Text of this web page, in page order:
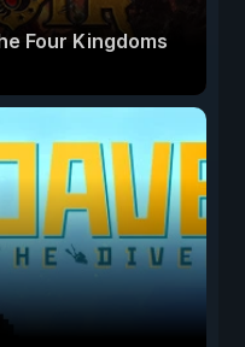
Four Kingdoms